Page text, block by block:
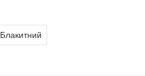
Блакитний